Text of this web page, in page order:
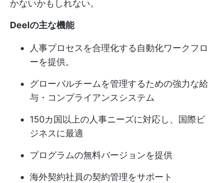
かないかもしれない。
Deelの主な機能
人事プロセスを合理化する自動化ワークフロ
ーを提供。
グローバルチームを管理するための強力な給
与・コンプライアンスシステム
150カ国以上の人事ニーズに対応し、国際ビ
ジネスに最適
プログラムの無料バージョンを提供
海外契約社員の契約管理をサポート